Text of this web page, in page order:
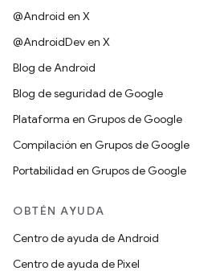
@Android en X
@AndroidDev en X
Blog de Android
Blog de seguridad de Google
Plataforma en Grupos de Google
Compilación en Grupos de Google
Portabilidad en Grupos de Google
OBTÉN AYUDA
Centro de ayuda de Android
Centro de ayuda de Pixel